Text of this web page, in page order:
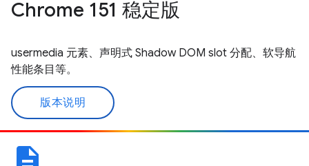
Chrome 151 稳定版
usermedia 元素、声明式 Shadow DOM slot 分配、软导航
性能条目等。
版本说明